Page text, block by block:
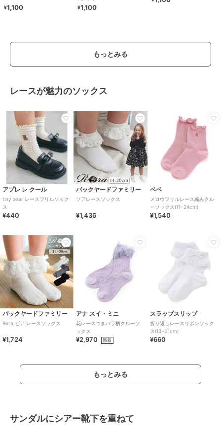
¥1,100
¥1,100
もっとみる
レースが魅力のソックス
アプレ レ クール
tiny bear レースフリルソック
ス
¥440
バックヤードファミリー
ソアレースソックス
¥1,436
ベベ
メロウフリルレース編みクル
ーソックス(11~24cm)
¥1,540
バックヤードファミリー
Rora ピア レースソックス
¥1,724
アナ スイ・ミニ
花レースつきバラ柄クルーソ
ックス
¥2,970 新着
スラップスリップ
折り返しレースリボンソック
ス(13~21cm)
¥660
もっとみる
サンダルにシアー靴下を重ねて